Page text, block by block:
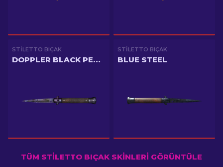
STILETTO BIÇAK
DOPPLER BLACK PEARL
STILETTO BIÇAK
BLUE STEEL
TÜM STILETTO BIÇAK SKINLERI GÖRÜNTÜLE